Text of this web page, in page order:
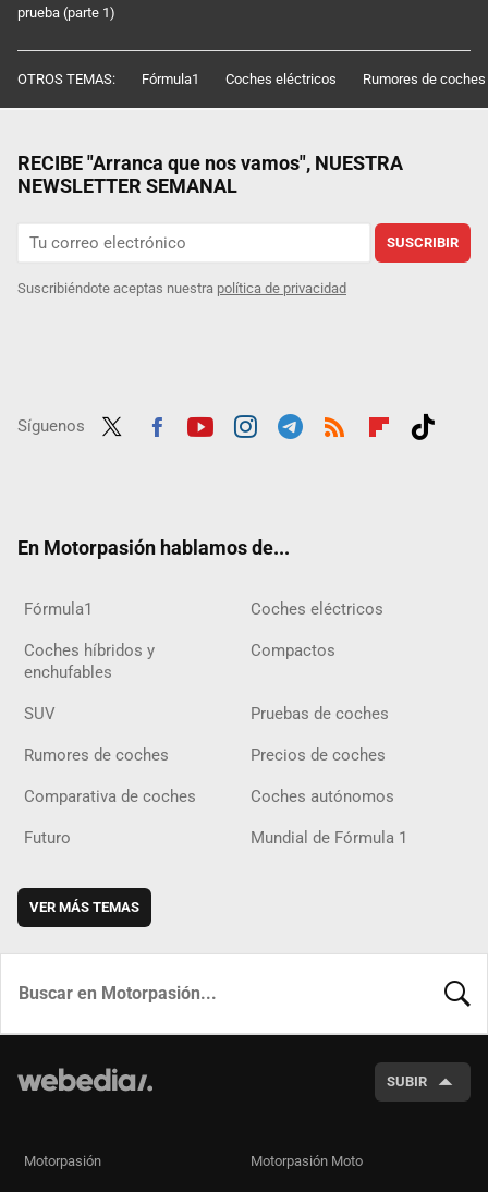
prueba (parte 1)
OTROS TEMAS: Fórmula1 Coches eléctricos Rumores de coches
RECIBE "Arranca que nos vamos", NUESTRA
NEWSLETTER SEMANAL
SUSCRIBIR
Suscribiéndote aceptas nuestra política de privacidad
Síguenos
En Motorpasión hablamos de...
Fórmula1 Coches eléctricos
Coches híbridos y
enchufables
Compactos
SUV Pruebas de coches
Rumores de coches Precios de coches
Comparativa de coches Coches autónomos
Futuro Mundial de Fórmula 1
VER MÁS TEMAS
SUBIR
Motorpasión Motorpasión Moto